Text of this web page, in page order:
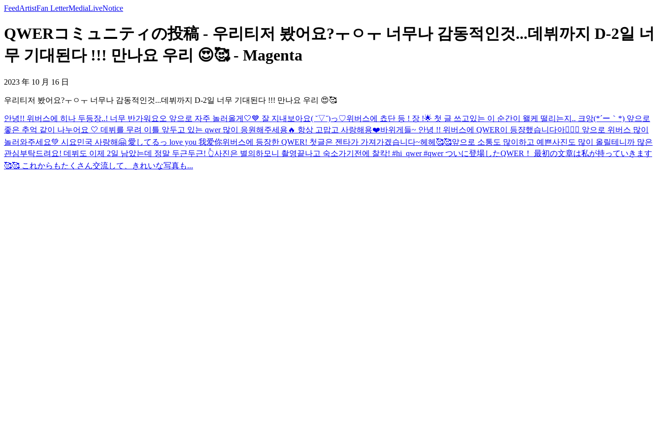
FeedArtistFan LetterMediaLiveNotice
QWERコミュニティの投稿 - 우리티저 봤어요?ㅜㅇㅜ 너무나 감동적인것...데뷔까지 D-2일 너
무 기대된다 !!! 만나요 우리 😍🥰 - Magenta
2023 年 10 月 16 日
우리티저 봤어요?ㅜㅇㅜ 너무나 감동적인것...데뷔까지 D-2일 너무 기대된다 !!! 만나요 우리 😍🥰
안녕!! 위버스에 히나 두등장..! 너무 반가워요오 앞으로 자주 놀러올게🤍💙 잘 지내보아요( ˘▽˘)っ♡위버스에 쵸단 등 ! 장 !🌟 첫 글 쓰고있는 이 순간이 왤케 떨리는지.. 크앙(*´ー｀*) 앞으로
좋은 추억 같이 나누어요 🤍 데뷔를 무려 이틀 앞두고 있는 qwer 많이 응원해주세용🔥 항상 고맙고 사랑해용❤️바위게들~ 안녕 !! 위버스에 QWER이 등쟝했습니다아💁🏻‍♀️ 앞으로 위버스 많이
놀러와주세요💚 시요민국 사랑해🤗 愛してるっ love you 我爱你위버스에 등장한 QWER! 첫글은 젠타가 가져가겠습니다~헤헤🥰🥰앞으로 소통도 많이하고 예쁜사진도 많이 올릴테니까 많은
관심부탁드려요! 데뷔도 이제 2일 남았는데 정말 두근두근! 👆사진은 별의하모니 촬영끝나고 숙소가기전에 찰칵! #hi_qwer #qwer ついに登場したQWER！ 最初の文章は私が持っていきます
🥰🥰 これからもたくさん交流して、きれいな写真も...